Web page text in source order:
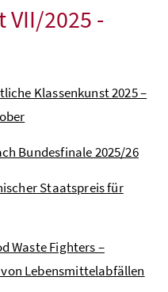
2025 -
Klassenkunst 2025 –
Bundesfinale 2025/26
Staatspreis für
Waste Fighters –
Lebensmittelabfällen